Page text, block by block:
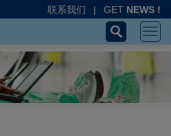
联系我们 | GET NEWS !